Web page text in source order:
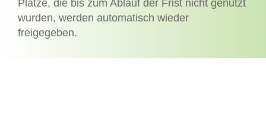
Plätze, die bis zum Ablauf der Frist nicht genutzt
wurden, werden automatisch wieder
freigegeben.